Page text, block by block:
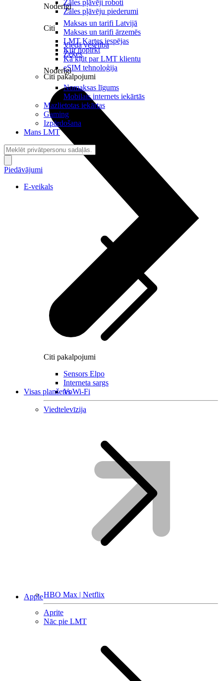
Noderīgi
Maksas un tarifi Latvijā
Maksas un tarifi ārzemēs
LMT Kartes iespējas
Kur nopirkt
Kā kļūt par LMT klientu
eSIM tehnoloģija
Citi pakalpojumi
Citi pakalpojumi
Sensors Elpo
Interneta sargs
VoWi-Fi
Viedtelevīzija
HBO Max | Netflix
Aprite
Nāc pie LMT
Zāles pļāvēji roboti
Zāles pļāvēju piederumi
Citi
Viedā veselība
Zeķes
Noderīgi
Nomaksas līgums
Mobilais internets iekārtās
Mazlietotas iekārtas
Gaming
Izpārdošana
Mans LMT
Piedāvājumi
E-veikals
Visas planšetes
Apple